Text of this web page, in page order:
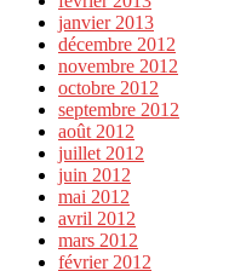
janvier 2013
décembre 2012
novembre 2012
octobre 2012
septembre 2012
août 2012
juillet 2012
juin 2012
mai 2012
avril 2012
mars 2012
février 2012